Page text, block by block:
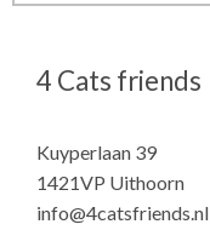
4 Cats friends
Kuyperlaan 39
1421VP Uithoorn
info@4catsfriends.nl